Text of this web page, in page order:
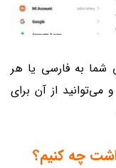
شما به فارسی یا هر
می‌توانید از آن برای
چه کنیم؟